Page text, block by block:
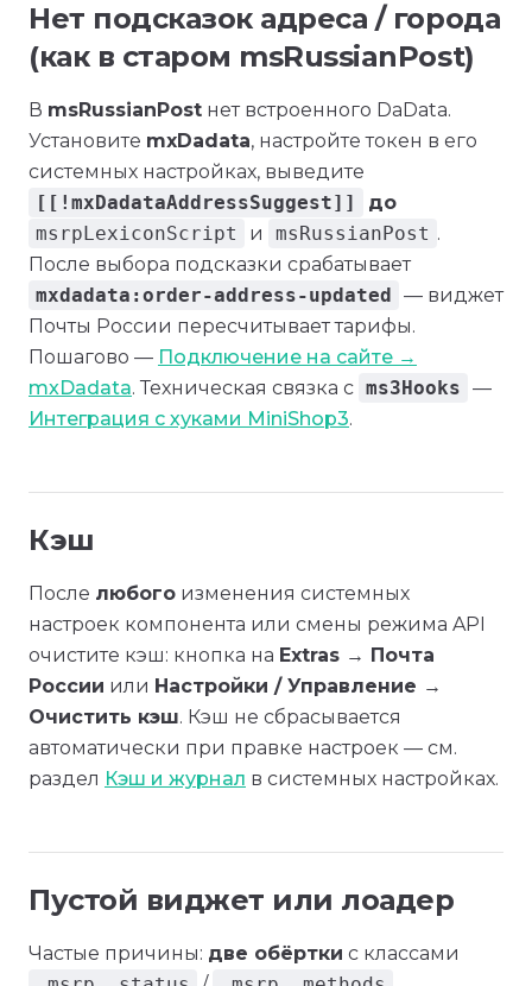
Нет подсказок адреса / города
(как в старом msRussianPost)
В msRussianPost нет встроенного DaData.
Установите mxDadata, настройте токен в его
системных настройках, выведите
[[!mxDadataAddressSuggest]]
до
msrpLexiconScript
и msRussianPost .
После выбора подсказки срабатывает
mxdadata:order-address-updated — виджет
Почты России пересчитывает тарифы.
Пошагово — Подключение на сайте →
mxDadata. Техническая связка с ms3Hooks —
Интеграция с хуками MiniShop3.
Кэш
После любого изменения системных
настроек компонента или смены режима API
очистите кэш: кнопка на Extras → Почта
России или Настройки / Управление →
Очистить кэш. Кэш не сбрасывается
автоматически при правке настроек — см.
раздел Кэш и журнал в системных настройках.
Пустой виджет или лоадер
Частые причины: две обёртки с классами